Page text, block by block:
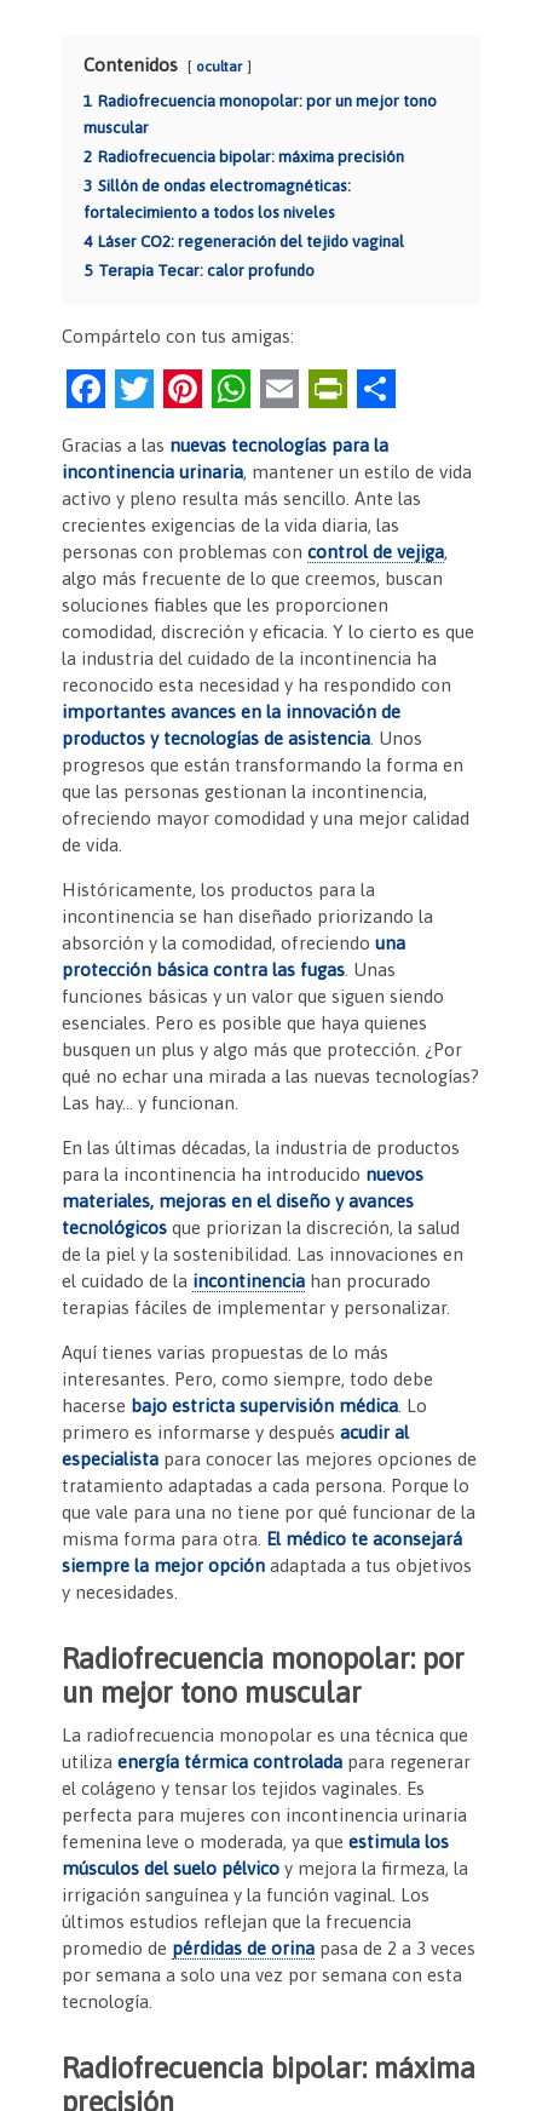
Contenidos ocultar
1 Radiofrecuencia monopolar: por un mejor tono
muscular
2 Radiofrecuencia bipolar: máxima precisión
3 Sillón de ondas electromagnéticas:
fortalecimiento a todos los niveles
4 Láser CO2: regeneración del tejido vaginal
5 Terapia Tecar: calor profundo
Compártelo con tus amigas:
F
c
e
b
o
o
k
T
itt
er
Pi
nt
er
es
t
W
at
s
A
p
p
E
m
ai
l
Pr
in
tF
ri
e
n
dl
y
m
p
ar
tir
Gracias a las nuevas tecnologías para la
incontinencia urinaria, mantener un estilo de vida
activo y pleno resulta más sencillo. Ante las
crecientes exigencias de la vida diaria, las
personas con problemas concontrol de vejiga,
algo más frecuente de lo que creemos, buscan
soluciones fiables que les proporcionen
comodidad, discreción y eficacia. Y lo cierto es que
la industria del cuidado de la incontinencia ha
reconocido esta necesidad y ha respondido con
importantes avances en la innovación de
productos y tecnologías de asistencia . Unos
progresos que están transformando la forma en
que las personas gestionan la incontinencia,
ofreciendo mayor comodidad y una mejor calidad
de vida.
Históricamente, los productos para la
incontinencia se han diseñado priorizando la
absorción y la comodidad, ofreciendouna
protección básica contra las fugas . Unas
funciones básicas y un valor que siguen siendo
esenciales. Pero es posible que haya quienes
busquen un plus y algo más que protección. ¿Por
qué no echar una mirada a las nuevas tecnologías?
Las hay… y funcionan.
En las últimas décadas, la industria de productos
para la incontinencia ha introducido nuevos
materiales, mejoras en el diseño y avances
tecnológicos que priorizan la discreción, la salud
de la piel y la sostenibilidad. Las innovaciones en
el cuidado de la incontinencia han procurado
terapias fáciles de implementar y personalizar.
Aquí tienes varias propuestas de lo más
interesantes. Pero, como siempre, todo debe
hacerse bajo estricta supervisión médica . Lo
primero es informarse y despuésacudir al
especialista para conocer las mejores opciones de
tratamiento adaptadas a cada persona. Porque lo
que vale para una no tiene por qué funcionar de la
misma forma para otra. El médico te aconsejará
siempre la mejor opción adaptada a tus objetivos
y necesidades.
Radiofrecuencia monopolar: por
un mejor tono muscular
La radiofrecuencia monopolar es una técnica que
utilizaenergía térmica controlada para regenerar
el colágeno y tensar los tejidos vaginales. Es
perfecta para mujeres con incontinencia urinaria
femenina leve o moderada, ya queestimula los
músculos del suelo pélvico y mejora la firmeza, la
irrigación sanguínea y la función vaginal. Los
últimos estudios reflejan que la frecuencia
promedio de pérdidas de orina pasa de 2 a 3 veces
por semana a solo una vez por semana con esta
tecnología.
Radiofrecuencia bipolar: máxima
precisión